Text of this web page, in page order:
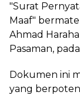
"Surat
Maaf"
Ahmad
Pasaman,
Dokumen ini
yang